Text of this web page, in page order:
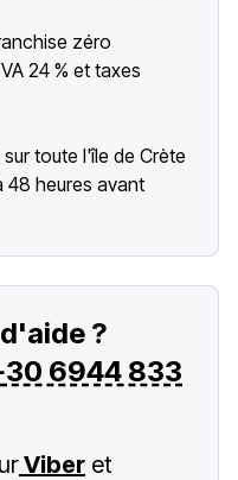
zéro
24 % et taxes
toute l'île de Crète
48 heures avant
?
6944 833
Viber et